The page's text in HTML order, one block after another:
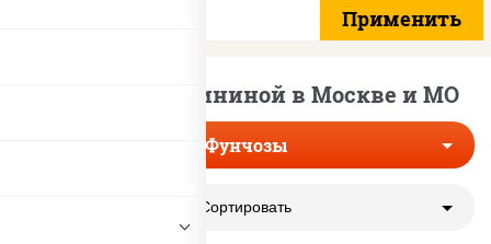
Фунчозы со свининой в Москве и МО
Фунчозы
Сортировать